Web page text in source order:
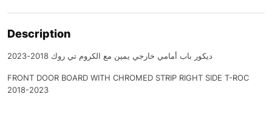
Description
ديكور باب أمامي خارجي يمين مع الكروم تي روك 2018-2023
FRONT DOOR BOARD WITH CHROMED STRIP RIGHT SIDE T-ROC
2018-2023